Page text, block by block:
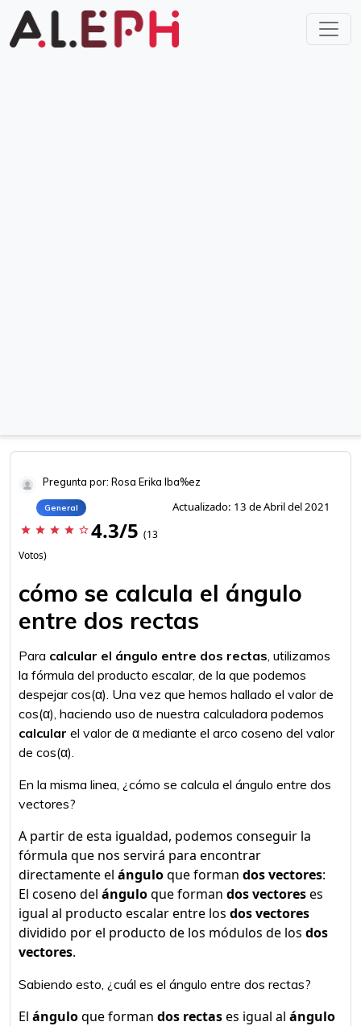
Pregunta por: Rosa Erika Iba%ez
General Actualizado: 13 de Abril del 2021
star star star star star_border 4.3/5 (13
Votos)
cómo se calcula el ángulo
entre dos rectas
Para calcular el ángulo entre dos rectas, utilizamos
la fórmula del producto escalar, de la que podemos
despejar cos(α). Una vez que hemos hallado el valor de
cos(α), haciendo uso de nuestra calculadora podemos
calcular el valor de α mediante el arco coseno del valor
de cos(α).
En la misma linea, ¿cómo se calcula el ángulo entre dos
vectores?
A partir de esta igualdad, podemos conseguir la
fórmula que nos servirá para encontrar
directamente el ánguloque forman dos vectores:
El coseno del ánguloque forman dos vectoreses
igual al producto escalar entre los dos vectores
dividido por el producto de los módulos de los dos
vectores.
Sabiendo esto, ¿cuál es el ángulo entre dos rectas?
El ánguloque forman dos rectases igual al ángulo